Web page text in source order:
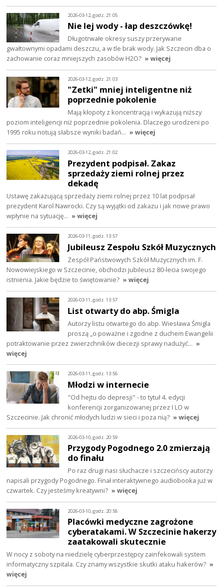
2026-03-12, godz. 21:05
Nie lej wody - łap deszczówkę!
Długotrwałe okresy suszy przerywane
gwałtownymi opadami deszczu, a w tle brak wody. Jak Szczecin dba o
zachowanie coraz mniejszych zasobów H2O? » więcej
2026-03-12, godz. 21:03
"Zetki" mniej inteligentne niż
poprzednie pokolenie
Mają kłopoty z koncentracją i wykazują niższy
poziom inteligencji niż poprzednie pokolenia. Dlaczego urodzeni po
1995 roku notują słabsze wyniki badań… » więcej
2026-03-12, godz. 21:02
Prezydent podpisał. Zakaz
sprzedaży ziemi rolnej przez
dekadę
Ustawę zakazującą sprzedaży ziemi rolnej przez 10 lat podpisał
prezydent Karol Nawrocki. Czy są wyjątki od zakazu i jak nowe prawo
wpłynie na sytuację… » więcej
2026-03-11, godz. 13:57
Jubileusz Zespołu Szkół Muzycznych
Zespół Państwowych Szkół Muzycznych im. F.
Nowowiejskiego w Szczecinie, obchodzi jubileusz 80-lecia swojego
istnienia. Jakie będzie to świętowanie? » więcej
2026-03-11, godz. 13:57
List otwarty do abp. Śmigla
Autorzy listu otwartego do abp. Wiesława Śmigla
proszą „o poważne i zgodne z duchem Ewangelii
potraktowanie przez zwierzchników diecezji sprawy nadużyć… »
więcej
2026-03-11, godz. 13:56
Młodzi w internecie
"Od hejtu do depresji" - to tytuł 4. edycji
konferencji zorganizowanej przez I LO w
Szczecinie. Jak chronić młodych ludzi w sieci i poza nią? » więcej
2026-03-10, godz. 20:59
Przygody Pogodnego 2.0 zmierzają
do finału
Po raz drugi nasi słuchacze i szczecińscy autorzy
napisali przygody Pogodnego. Finał interaktywnego audiobooka już w
czwartek. Czy jesteśmy kreatywni? » więcej
2026-03-10, godz. 20:58
Placówki medyczne zagrożone
cyberatakami. W Szczecinie hakerzy
zaatakowali skutecznie
W nocy z soboty na niedzielę cyberprzestępcy zainfekowali system
informatyczny szpitala. Czy znamy wszystkie skutki ataku hakerów? »
więcej